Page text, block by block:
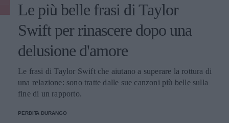
Le più belle frasi di Taylor
Swift per rinascere dopo una
delusione d'amore
Le frasi di Taylor Swift che aiutano a superare la rottura di
una relazione: sono tratte dalle sue canzoni più belle sulla
fine di un rapporto.
PERDITA DURANGO